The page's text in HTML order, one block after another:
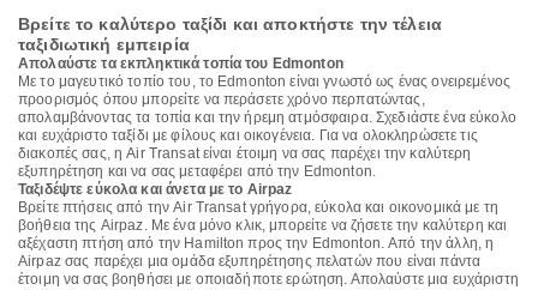
Βρείτε το καλύτερο ταξίδι και αποκτήστε την τέλεια
ταξιδιωτική εμπειρία
Απολαύστε τα εκπληκτικά τοπία του Edmonton
Με το μαγευτικό τοπίο του, το Edmonton είναι γνωστό ως ένας ονειρεμένος
προορισμός όπου μπορείτε να περάσετε χρόνο περπατώντας,
απολαμβάνοντας τα τοπία και την ήρεμη ατμόσφαιρα. Σχεδιάστε ένα εύκολο
και ευχάριστο ταξίδι με φίλους και οικογένεια. Για να ολοκληρώσετε τις
διακοπές σας, η Air Transat είναι έτοιμη να σας παρέχει την καλύτερη
εξυπηρέτηση και να σας μεταφέρει από την Edmonton.
Ταξιδέψτε εύκολα και άνετα με το Airpaz
Βρείτε πτήσεις από την Air Transat γρήγορα, εύκολα και οικονομικά με τη
βοήθεια της Airpaz. Με ένα μόνο κλικ, μπορείτε να ζήσετε την καλύτερη και
αξέχαστη πτήση από την Hamilton προς την Edmonton. Από την άλλη, η
Airpaz σας παρέχει μια ομάδα εξυπηρέτησης πελατών που είναι πάντα
έτοιμη να σας βοηθήσει με οποιαδήποτε ερώτηση. Απολαύστε μια ευχάριστη